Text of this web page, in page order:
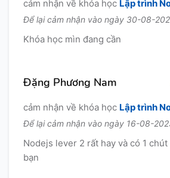
cảm nhận về khóa học Lập trình
Để lại cảm nhận vào ngày 30-08-
Khóa học mìn đang cần
Đặng Phương Nam
cảm nhận về khóa học Lập trình
Để lại cảm nhận vào ngày 16-08-
Nodejs lever 2 rất hay và có 1
bạn